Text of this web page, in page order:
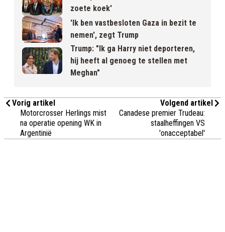
zoete koek'
'Ik ben vastbesloten Gaza in bezit te
nemen', zegt Trump
Trump: "Ik ga Harry niet deporteren,
hij heeft al genoeg te stellen met
Meghan"
Vorig artikel
Motorcrosser Herlings mist
na operatie opening WK in
Argentinië
Volgend artikel
Canadese premier Trudeau:
staalheffingen VS
'onacceptabel'